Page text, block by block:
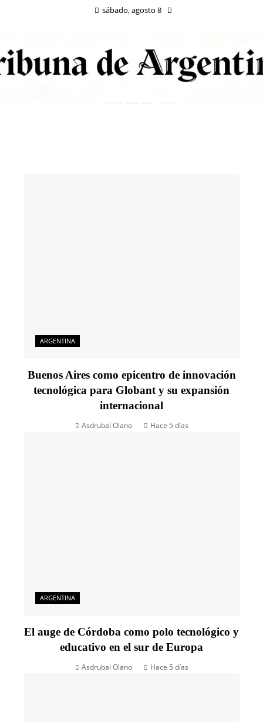
sábado, agosto 8
ARGENTINA
Buenos Aires como epicentro de innovación
tecnológica para Globant y su expansión
internacional
Asdrubal Olano Hace 5 días
ARGENTINA
El auge de Córdoba como polo tecnológico y
educativo en el sur de Europa
Asdrubal Olano Hace 5 días